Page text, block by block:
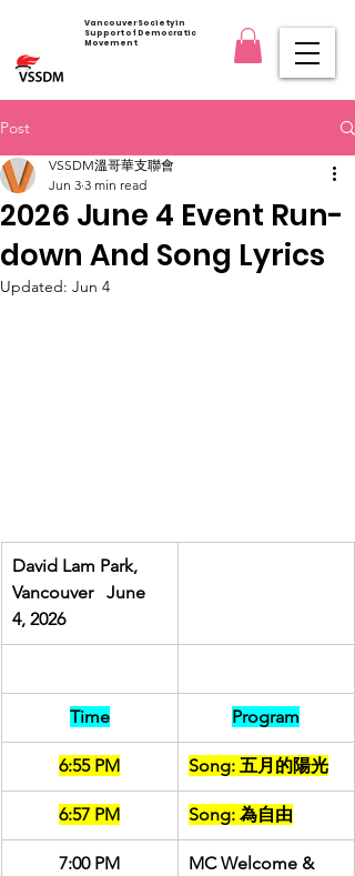
Vancouver Society in
Support of Democratic
Movement
Post
2026 June 4 Event Run-
down And Song Lyrics
VSSDM溫哥華支聯會
Jun 3 3 min read
Updated: Jun 4
David Lam Park,
Vancouver   June
4, 2026
Time Program
6:55 PM Song: 五月的陽光
6:57 PM Song: 為自由
7:00 PM
MC Welcome &